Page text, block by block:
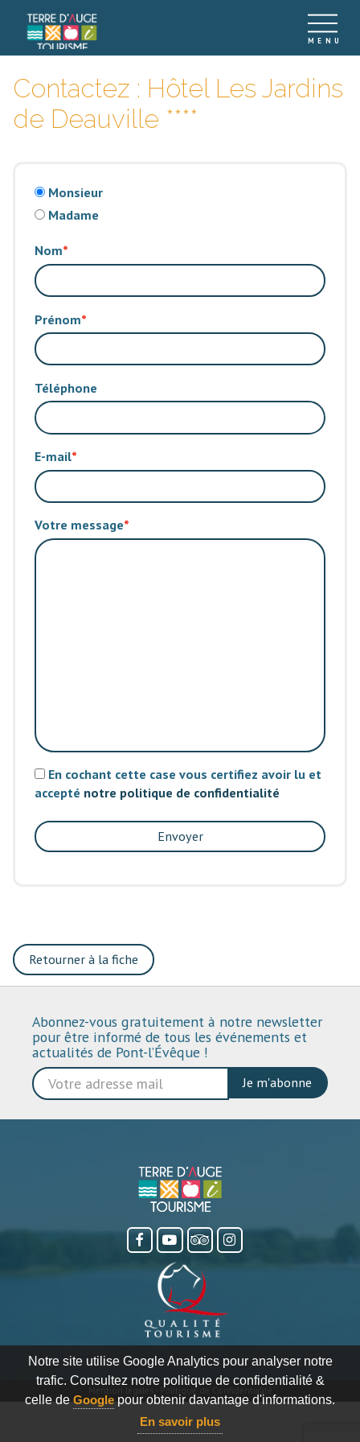
Notre site utilise Google Analytics pour analyser notre
trafic. Consultez notre politique de confidentialité &
celle de Google pour obtenir davantage d'informations.
En savoir plus
Contactez : Hôtel Les Jardins
de Deauville ****
Monsieur
Madame
Nom
Prénom
Téléphone
E-mail
Votre message
En cochant cette case vous certifiez avoir lu et
accepté notre politique de confidentialité
Envoyer
Retourner à la fiche
Abonnez-vous gratuitement à notre newsletter
pour être informé de tous les événements et
actualités de Pont-l’Évêque !
Je m'abonne
Politique de Confidentialité